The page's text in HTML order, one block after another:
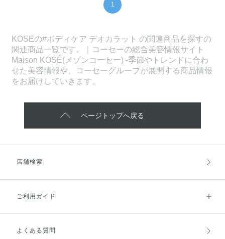
1
KOSEの#ボディケア デオカラット の関連商品を探すの
関連商品一覧です。｜コーセーの総合美容情報サイト
Maison KOSÉ(メゾンコーセー) -季節やトレンドに合わ
せた美容情報や、コーセーグループが展開する商品情報
をお届けしていきます。
ページトップへ戻る
店舗検索
ご利用ガイド
ご利用ガイドトップ
よくある質問